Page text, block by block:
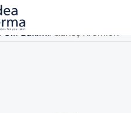
Cilt Bakımı